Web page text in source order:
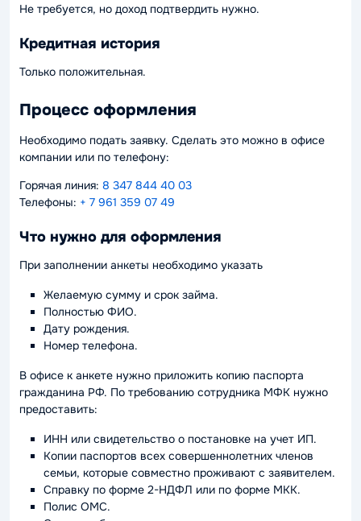
Не требуется, но доход подтвердить нужно.
Кредитная история
Только положительная.
Процесс оформления
Необходимо подать заявку. Сделать это можно в офисе
компании или по телефону:
Горячая линия: 8 347 844 40 03
Телефоны: + 7 961 359 07 49
Что нужно для оформления
При заполнении анкеты необходимо указать
Желаемую сумму и срок займа.
Полностью ФИО.
Дату рождения.
Номер телефона.
В офисе к анкете нужно приложить копию паспорта
гражданина РФ. По требованию сотрудника МФК нужно
предоставить:
ИНН или свидетельство о постановке на учет ИП.
Копии паспортов всех совершеннолетних членов
семьи, которые совместно проживают с заявителем.
Справку по форме 2-НДФЛ или по форме МКК.
Полис ОМС.